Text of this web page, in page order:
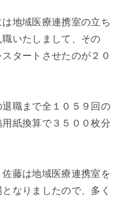
地域医療連携室の立ち
職いたしまして、その
タートさせたのが２０
職まで全１０５９回の
紙換算で３５００枚分
藤は地域医療連携室を
なりましたので、多く